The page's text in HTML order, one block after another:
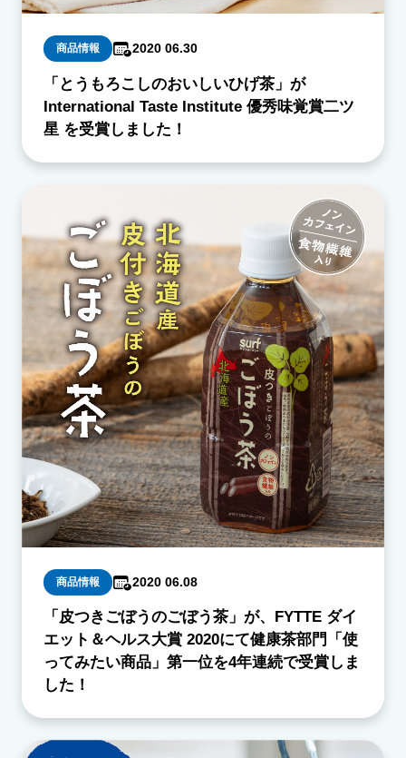
商品情報 2020 06.30
「とうもろこしのおいしいひげ茶」が
International Taste Institute 優秀味覚賞二ツ
星 を受賞しました！
商品情報 2020 06.08
「皮つきごぼうのごぼう茶」が、FYTTE ダイ
エット＆ヘルス大賞 2020にて健康茶部門「使
ってみたい商品」第一位を4年連続で受賞しま
した！